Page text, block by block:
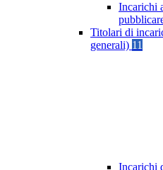
Incarichi
Titolari di
generali) 11
Incarichi